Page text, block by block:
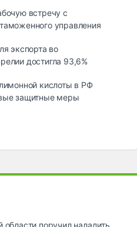
встречу с
управления
экспорта во
достигла 93,6%
кислоты в РФ
защитные меры
поручил наладить